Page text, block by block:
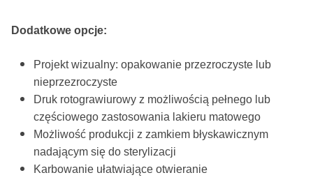
Dodatkowe opcje:
Projekt wizualny: opakowanie przezroczyste lub
nieprzezroczyste
Druk rotograwiurowy z możliwością pełnego lub
częściowego zastosowania lakieru matowego
Możliwość produkcji z zamkiem błyskawicznym
nadającym się do sterylizacji
Karbowanie ułatwiające otwieranie